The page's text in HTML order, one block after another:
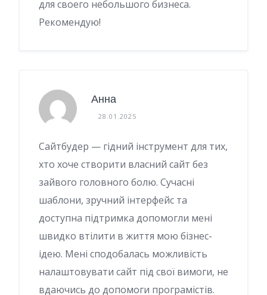
для своего небольшого бизнеса.
Рекомендую!
Анна
28.01.2025
Сайтбудер — гідний інструмент для тих,
хто хоче створити власний сайт без
зайвого головного болю. Сучасні
шаблони, зручний інтерфейс та
доступна підтримка допомогли мені
швидко втілити в життя мою бізнес-
ідею. Мені сподобалась можливість
налаштовувати сайт під свої вимоги, не
вдаючись до допомоги програмістів.